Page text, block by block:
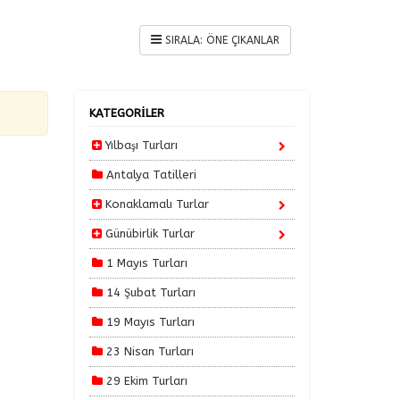
KATEGORİLER
Yılbaşı Turları
Antalya Tatilleri
Konaklamalı Turlar
Günübirlik Turlar
1 Mayıs Turları
14 Şubat Turları
19 Mayıs Turları
23 Nisan Turları
29 Ekim Turları